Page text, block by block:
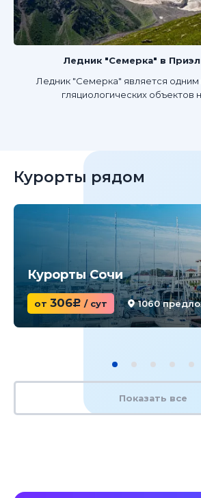
Ледник "Семерка" в
Ледник "Семерка" является одним
гляциологических объектов
Курорты рядом
Курорты Сочи
от 306c / сут 1060
Показать все